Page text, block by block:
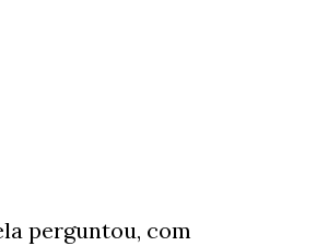
seco – Já estou indo.
sentindo o sabor das
molhado, virou e
perguntou, com